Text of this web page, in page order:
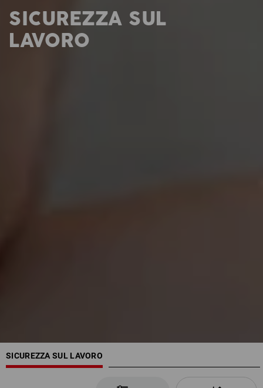
SICUREZZA SUL
LAVORO
SICUREZZA SUL LAVORO